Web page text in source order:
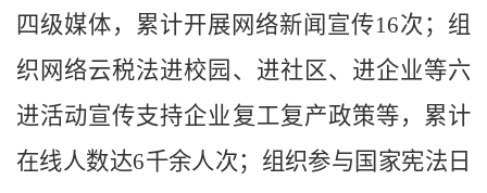
四级媒体，累计开展网络新闻宣传16次；组
织网络云税法进校园、进社区、进企业等六
进活动宣传支持企业复工复产政策等，累计
在线人数达6千余人次； 组织参与国家宪法日